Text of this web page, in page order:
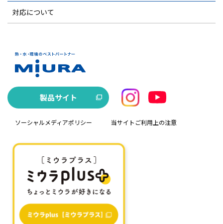
対応について
製品サイト
ソーシャルメディアポリシー 当サイトご利用上の注意